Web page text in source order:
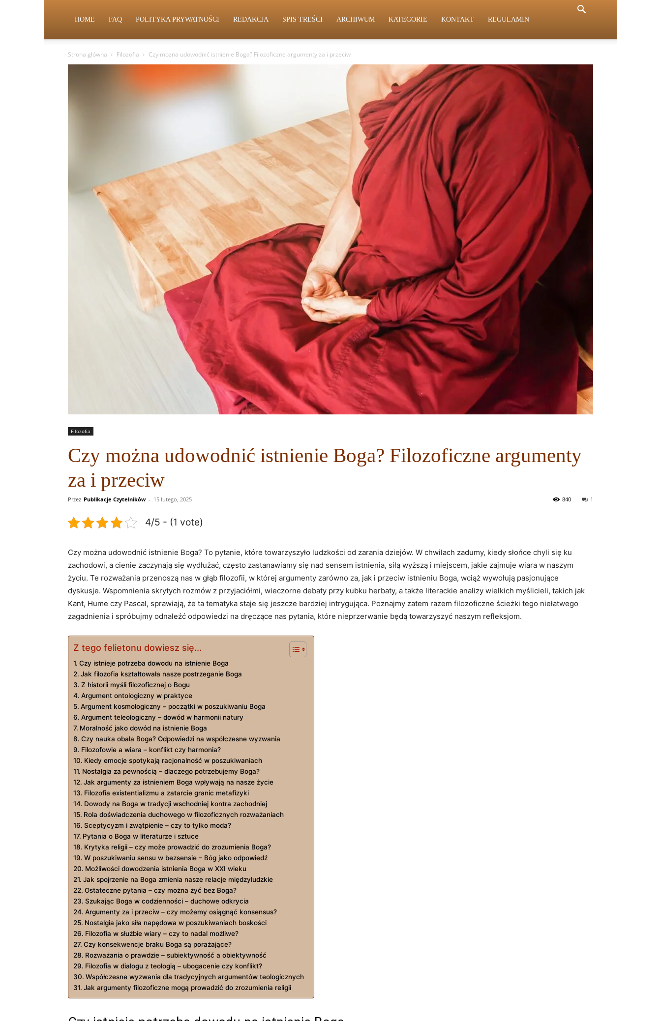
HOME FAQ POLITYKA PRYWATNOŚCI REDAKCJA SPIS TREŚCI ARCHIWUM KATEGORIE KONTAKT REGULAMIN
Strona główna Filozofia Czy można udowodnić istnienie Boga? Filozoficzne argumenty za i przeciw
Filozofia
Czy można udowodnić istnienie Boga? Filozoficzne argumenty
za i przeciw
Przez Publikacje Czytelników - 15 lutego, 2025 1
840
4/5 - (1 vote)
Czy można udowodnić⁣ istnienie Boga? To‍ pytanie, które ‍towarzyszyło ludzkości od zarania dziejów.​ W chwilach zadumy, kiedy słońce chyli się ku
zachodowi, a cienie zaczynają się ⁢wydłużać, często zastanawiamy się nad sensem istnienia, siłą wyższą ⁢i miejscem, jakie ⁢zajmuje wiara w naszym
⁣życiu. Te rozważania przenoszą nas w‍ głąb ​filozofii, w której argumenty zarówno za, jak ⁢i przeciw istnieniu Boga, wciąż wywołują pasjonujące
dyskusje. Wspomnienia skrytych rozmów z przyjaciółmi, wieczorne debaty przy kubku herbaty, a także literackie analizy wielkich myślicieli,‍ takich jak
Kant, Hume czy‍ Pascal, sprawiają, że ta ⁤tematyka staje się jeszcze bardziej intrygująca. Poznajmy zatem‍ razem filozoficzne ścieżki ‌tego⁢ niełatwego
zagadnienia i spróbujmy odnaleźć odpowiedzi na dręczące nas pytania, które nieprzerwanie będą towarzyszyć naszym refleksjom.
Z tego felietonu dowiesz się...
Czy istnieje potrzeba dowodu na istnienie Boga
Jak filozofia‍ kształtowała nasze postrzeganie Boga
Z historii myśli filozoficznej o Bogu
Argument ontologiczny w praktyce
Argument kosmologiczny – początki w​ poszukiwaniu Boga
Argument teleologiczny – dowód w harmonii natury
Moralność jako dowód na ⁣istnienie Boga
Czy nauka obala Boga?‍ Odpowiedzi na współczesne⁢ wyzwania
Filozofowie ⁢a wiara – konflikt ⁢czy ⁢harmonia?
Kiedy emocje spotykają racjonalność w poszukiwaniach
Nostalgia za pewnością – dlaczego potrzebujemy Boga?
Jak argumenty za ⁢istnieniem Boga wpływają na‍ nasze życie
Filozofia‍ existentializmu a zatarcie granic​ metafizyki
Dowody na ‍Boga w tradycji wschodniej kontra zachodniej
Rola doświadczenia duchowego w filozoficznych rozważaniach
Sceptycyzm i zwątpienie – czy to tylko moda?
Pytania ⁣o Boga w literaturze i sztuce
Krytyka religii – czy może prowadzić do‍ zrozumienia Boga?
W ⁣poszukiwaniu sensu w ⁣bezsensie ⁤– Bóg jako odpowiedź
Możliwości dowodzenia istnienia Boga w XXI wieku
Jak spojrzenie na ‍Boga zmienia ⁣nasze relacje ​międzyludzkie
Ostateczne pytania – czy można żyć bez ​Boga?
Szukając Boga ‌w‌ codzienności – duchowe odkrycia
Argumenty za i przeciw – ⁣czy możemy osiągnąć konsensus?
Nostalgia jako siła napędowa ⁢w poszukiwaniach boskości
Filozofia⁢ w służbie wiary – ⁤czy to nadal możliwe?
Czy konsekwencje braku Boga są porażające?
Rozważania⁣ o⁤ prawdzie – subiektywność ⁤a obiektywność
Filozofia w dialogu z teologią – ubogacenie‍ czy konflikt?
Współczesne wyzwania dla tradycyjnych argumentów teologicznych
Jak argumenty filozoficzne mogą prowadzić do ⁢zrozumienia⁢ religii